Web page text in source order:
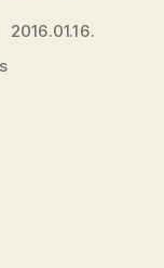
2016.01.16.
a(z)